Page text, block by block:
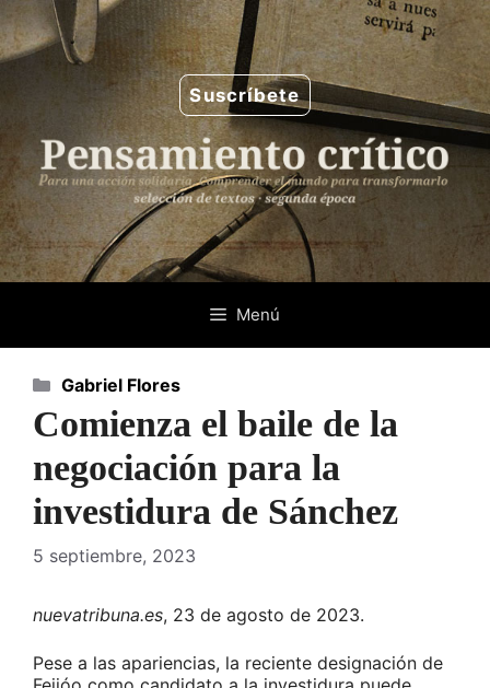
Saltar
al
contenido
Suscríbete
Menú
Comienza el baile de la
negociación para la
investidura de Sánchez
5 septiembre, 2023
nuevatribuna.es, 23 de agosto de 2023.
Pese a las apariencias, la reciente designación de
Categorías
Gabriel Flores